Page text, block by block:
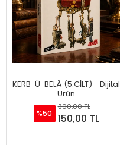
KERB-Ü-BELÂ (5.CİLT) - Dijital
Ürün
%50
300,00 TL
150,00 TL